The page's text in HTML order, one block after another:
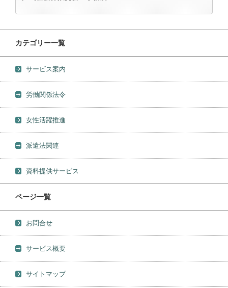
カテゴリー一覧
サービス案内
労働関係法令
女性活躍推進
派遣法関連
資料提供サービス
ページ一覧
お問合せ
サービス概要
サイトマップ